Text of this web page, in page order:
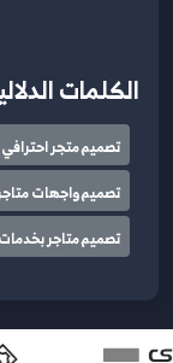
الكلمات
تصميم متجر احترافي
تصميم واجهات
تصميم متاجر